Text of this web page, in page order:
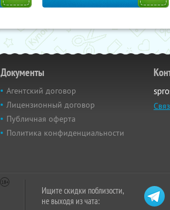
Документы
Агентский договор
Лицензионный договор
Публичная оферта
Политика конфиденциальности
Ищите скидки поблизости,
не выходя из чата: